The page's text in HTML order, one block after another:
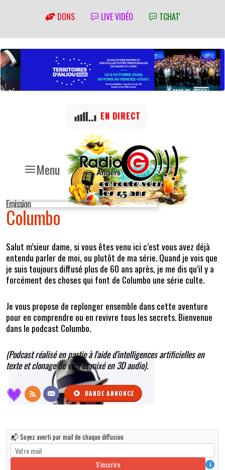
DONS LIVE VIDÉO TCHAT'
Menu
EN DIRECT
Emission
Columbo
Salut m’sieur dame, si vous êtes venu ici c’est vous avez déjà
entendu parler de moi, ou plutôt de ma série. Quand je vois que
je suis toujours diffusé plus de 60 ans après, je me dis qu’il y a
forcément des choses qui font de Columbo une série culte.
Je vous propose de replonger ensemble dans cette aventure
pour en comprendre ou en revivre tous les secrets. Bienvenue
dans le podcast Columbo.
(Podcast réalisé en partie à l'aide d'intelligences artificielles en
texte et clonage de voix et mixé en 3D audio).
BANDE ANNONCE
📬 Soyez averti par mail de chaque diffusion
S'inscrire i